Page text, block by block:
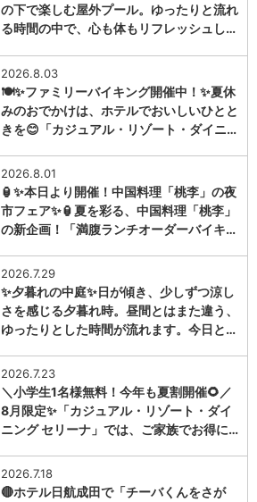
の下で楽しむ屋外プール。ゆったりと流れ
る時間の中で、心も体もリフレッシュし…
2026.8.03
🍽️✨ファミリーバイキング開催中！✨夏休
みのおでかけは、ホテルでおいしいひとと
きを😊「カジュアル・リゾート・ダイニ…
2026.8.01
🏮✨本日より開催！中国料理「桃李」の夜
市フェア✨🏮夏を彩る、中国料理「桃李」
の新企画！「満腹ランチオーダーバイキ…
2026.7.29
✨夕暮れの中庭✨日が傾き、少しずつ涼し
さを感じる夕暮れ時。昼間とはまた違う、
ゆったりとした時間が流れます。今日と…
2026.7.23
＼小学生1名様無料！今年も夏割開催🌻／
8月限定✨「カジュアル・リゾート・ダイ
ニング セリーナ」では、ご家族でお得に…
2026.7.18
🔴ホテル日航成田で「チーバくんをさが